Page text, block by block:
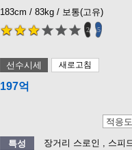
183cm / 83kg / 보통(고유)
2 5
선수시세
새로고침
197억
특성 장거리 스로인 , 스피